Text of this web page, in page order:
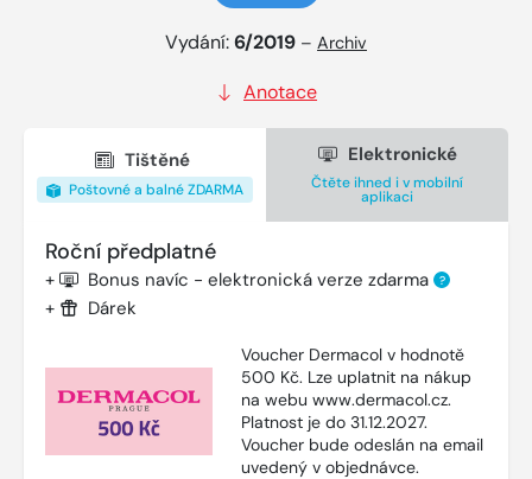
Vydání:6/2019 – Archiv
Anotace
Tištěné
Poštovné a balné ZDARMA
Elektronické
Čtěte ihned i v mobilní
aplikaci
Roční předplatné
+ Bonus navíc - elektronická verze zdarma ?
+ Dárek
Voucher Dermacol v hodnotě
500 Kč. Lze uplatnit na nákup
na webu www.dermacol.cz.
Platnost je do 31.12.2027.
Voucher bude odeslán na email
uvedený v objednávce.